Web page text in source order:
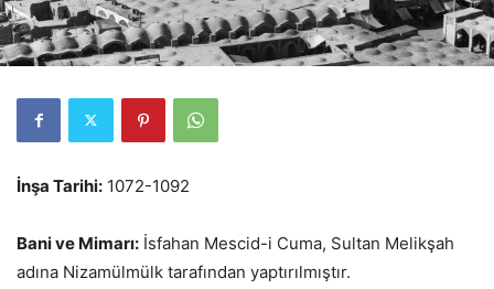
İnşa Tarihi: 1072-1092
Bani ve Mimarı: İsfahan Mescid-i Cuma, Sultan Melikşah
adına Nizamülmülk tarafından yaptırılmıştır.